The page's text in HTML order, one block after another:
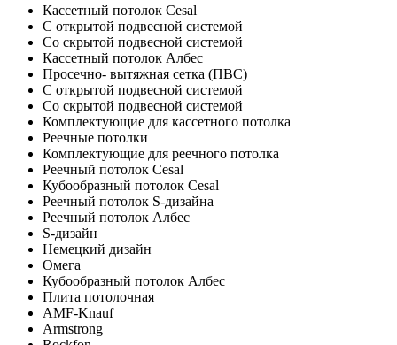
Кассетный потолок Cesal
C открытой подвесной системой
Со скрытой подвесной системой
Кассетный потолок Албес
Просечно- вытяжная сетка (ПВС)
С открытой подвесной системой
Со скрытой подвесной системой
Комплектующие для кассетного потолка
Реечные потолки
Комплектующие для реечного потолка
Реечный потолок Cesal
Кубообразный потолок Cesal
Реечный потолок S-дизайна
Реечный потолок Албес
S-дизайн
Немецкий дизайн
Омега
Кубообразный потолок Албес
Плита потолочная
AMF-Knauf
Armstrong